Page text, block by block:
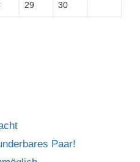
29 30
Paar!